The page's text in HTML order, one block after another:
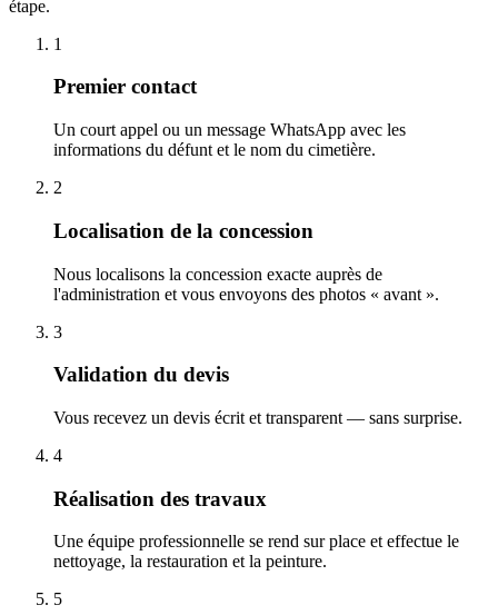
étape.
1
Premier contact
Un court appel ou un message WhatsApp avec les
informations du défunt et le nom du cimetière.
2
Localisation de la concession
Nous localisons la concession exacte auprès de
l'administration et vous envoyons des photos « avant ».
3
Validation du devis
Vous recevez un devis écrit et transparent — sans surprise.
4
Réalisation des travaux
Une équipe professionnelle se rend sur place et effectue le
nettoyage, la restauration et la peinture.
5